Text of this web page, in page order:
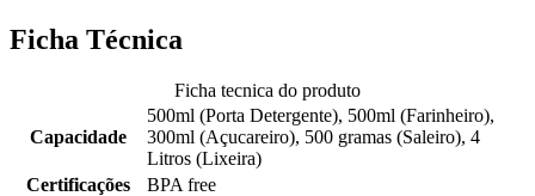
Ficha Técnica
Ficha tecnica do produto
Capacidade
500ml (Porta Detergente), 500ml (Farinheiro),
300ml (Açucareiro), 500 gramas (Saleiro), 4
Litros (Lixeira)
Certificações
BPA free